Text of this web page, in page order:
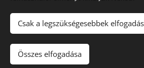
© 2013-2026 Testünk teológiája |
| Működésünk
Az oldalt a
Csak a legszükségesebbek
Összes elfogadása